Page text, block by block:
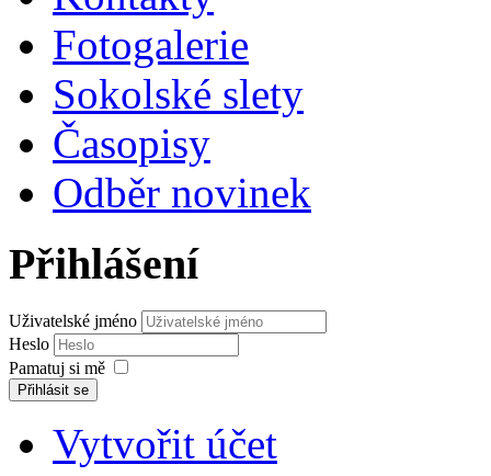
Fotogalerie
Sokolské slety
Časopisy
Odběr novinek
Přihlášení
Uživatelské jméno
Heslo
Pamatuj si mě
Přihlásit se
Vytvořit účet